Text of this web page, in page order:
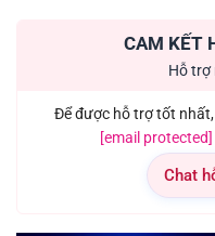
CAM KẾT
Hỗ trợ
Để được hỗ trợ tốt
[email protected]
Chat